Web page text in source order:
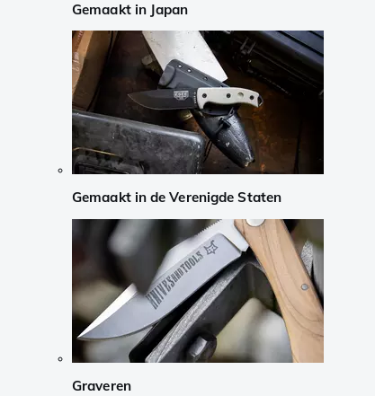
Gemaakt in Japan
Gemaakt in de Verenigde Staten
Graveren